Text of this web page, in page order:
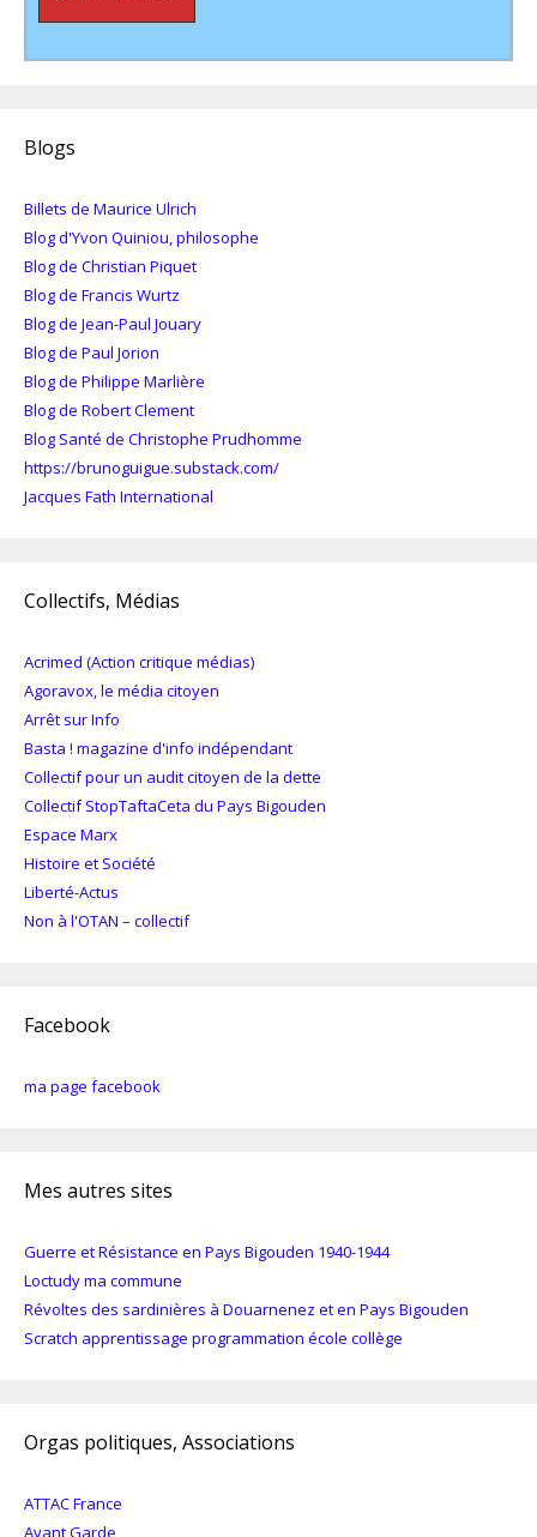
Blogs
Billets de Maurice Ulrich
Blog d'Yvon Quiniou, philosophe
Blog de Christian Piquet
Blog de Francis Wurtz
Blog de Jean-Paul Jouary
Blog de Paul Jorion
Blog de Philippe Marlière
Blog de Robert Clement
Blog Santé de Christophe Prudhomme
https://brunoguigue.substack.com/
Jacques Fath International
Collectifs, Médias
Acrimed (Action critique médias)
Agoravox, le média citoyen
Arrêt sur Info
Basta ! magazine d'info indépendant
Collectif pour un audit citoyen de la dette
Collectif StopTaftaCeta du Pays Bigouden
Espace Marx
Histoire et Société
Liberté-Actus
Non à l'OTAN – collectif
Facebook
ma page facebook
Mes autres sites
Guerre et Résistance en Pays Bigouden 1940-1944
Loctudy ma commune
Révoltes des sardinières à Douarnenez et en Pays Bigouden
Scratch apprentissage programmation école collège
Orgas politiques, Associations
ATTAC France
Avant Garde